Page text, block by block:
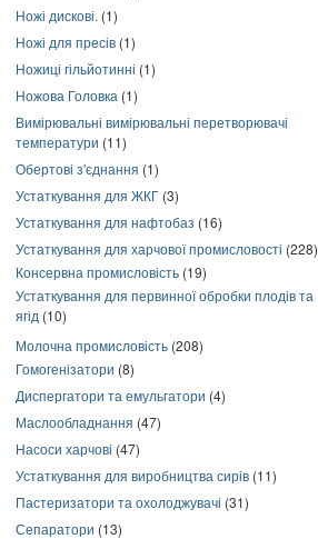
Ножі дискові. (1)
Ножі для пресів (1)
Ножиці гільйотинні (1)
Ножова Головка (1)
Вимірювальні вимірювальні перетворювачі
температури (11)
Обертові з'єднання (1)
Устаткування для ЖКГ (3)
Устаткування для нафтобаз (16)
Устаткування для харчової промисловості (228)
Консервна промисловість (19)
Устаткування для первинної обробки плодів та
ягід (10)
Молочна промисловість (208)
Гомогенізатори (8)
Диспергатори та емульгатори (4)
Маслообладнання (47)
Насоси харчові (47)
Устаткування для виробництва сирів (11)
Пастеризатори та охолоджувачі (31)
Сепаратори (13)